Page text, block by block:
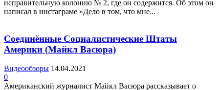
исправительную колонию № 2, где он содержится. Об этом он
написал в инстаграме «Дело в том, что мне...
Соединённые Социалистические Штаты
Америки (Майкл Васюра)
Видеообзоры 14.04.2021
0
Американский журналист Майкл Васюра рассказывает о